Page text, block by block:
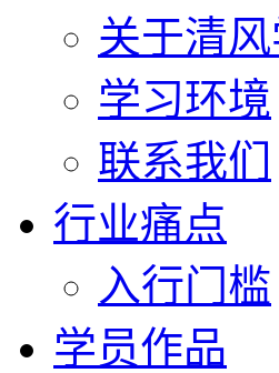
关于清
学习环境
联系我们
行业痛点
入行门槛
学员作品